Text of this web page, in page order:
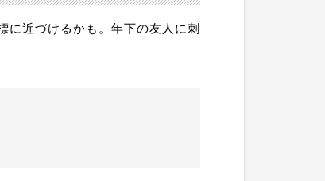
に近づけるかも。年下の友人に刺